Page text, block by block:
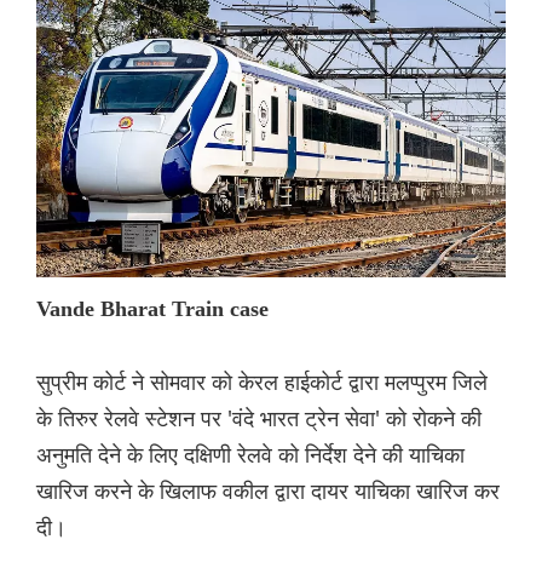
Vande Bharat Train case
सुप्रीम कोर्ट ने सोमवार को केरल हाईकोर्ट द्वारा मलप्पुरम जिले
के तिरुर रेलवे स्टेशन पर 'वंदे भारत ट्रेन सेवा' को रोकने की
अनुमति देने के लिए दक्षिणी रेलवे को निर्देश देने की याचिका
खारिज करने के खिलाफ वकील द्वारा दायर याचिका खारिज कर
दी।